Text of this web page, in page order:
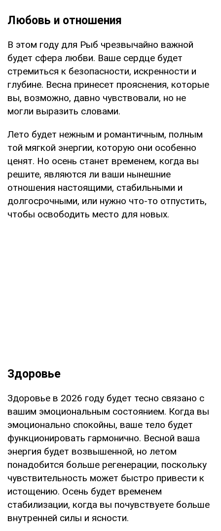
Любовь и отношения
В этом году для Рыб чрезвычайно важной
будет сфера любви. Ваше сердце будет
стремиться к безопасности, искренности и
глубине. Весна принесет прояснения, которые
вы, возможно, давно чувствовали, но не
могли выразить словами.
Лето будет нежным и романтичным, полным
той мягкой энергии, которую они особенно
ценят. Но осень станет временем, когда вы
решите, являются ли ваши нынешние
отношения настоящими, стабильными и
долгосрочными, или нужно что-то отпустить,
чтобы освободить место для новых.
Здоровье
Здоровье в 2026 году будет тесно связано с
вашим эмоциональным состоянием. Когда вы
эмоционально спокойны, ваше тело будет
функционировать гармонично. Весной ваша
энергия будет возвышенной, но летом
понадобится больше регенерации, поскольку
чувствительность может быстро привести к
истощению. Осень будет временем
стабилизации, когда вы почувствуете больше
внутренней силы и ясности.